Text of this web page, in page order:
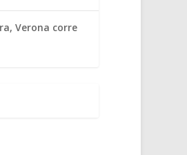
Verona corre